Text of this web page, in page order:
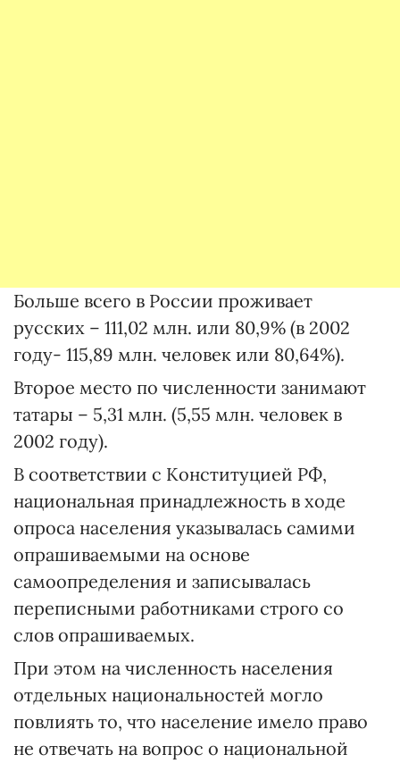
Больше всего в России проживает
русских – 111,02 млн. или 80,9% (в 2002
году- 115,89 млн. человек или 80,64%).
Второе место по численности занимают
татары – 5,31 млн. (5,55 млн. человек в
2002 году).
В соответствии с Конституцией РФ,
национальная принадлежность в ходе
опроса населения указывалась самими
опрашиваемыми на основе
самоопределения и записывалась
переписными работниками строго со
слов опрашиваемых.
При этом на численность населения
отдельных национальностей могло
повлиять то, что население имело право
не отвечать на вопрос о национальной